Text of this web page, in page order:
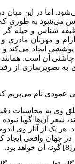
اما در این میان
حس مادرانه وی به شدت
شناس و حیله
و مهربان
ایجاد می‌کند
آن است. همانند
به تصویر‌سازی
عمودی نام
زنده، تعلق وی
آن‌ها گویا
هر یک از آثار
در جهان واقعی